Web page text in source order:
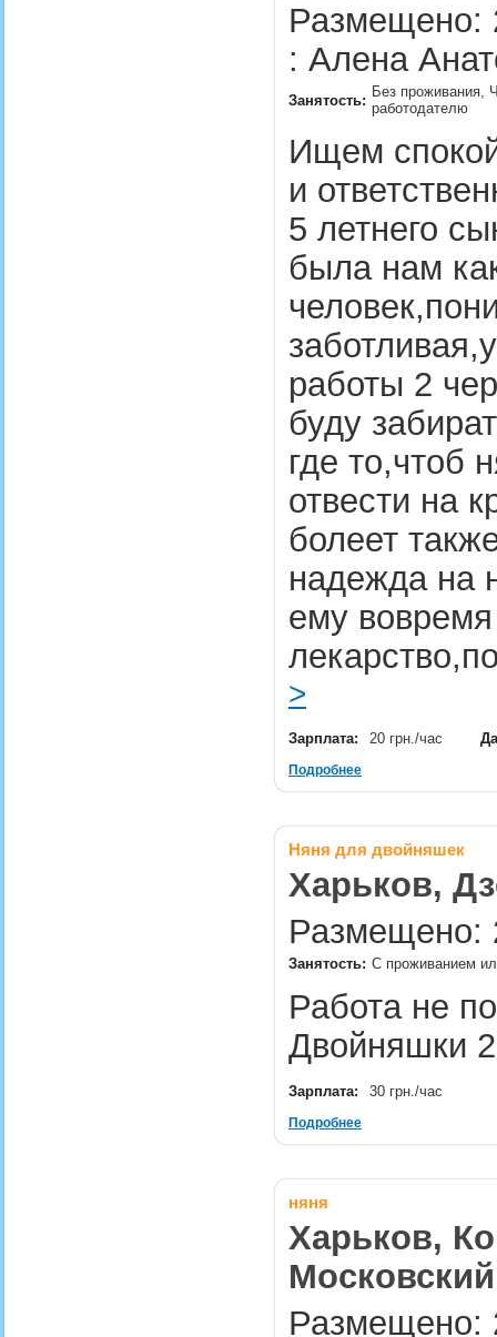
Размещено:
: Алена
Занятость:
Без проживания,
работодателю
Ищем
и
5 летнего
была нам
работы 2
буду
где то,чтоб
отвести на
болеет
надежда на
ему вовремя
>
Зарплата: 20 грн./час
Подробнее
Няня для двойняшек
Харьков,
Размещено:
Занятость: С проживанием
Работа не
Двойняшки
Зарплата: 30 грн./час
Подробнее
няня
Харьков,
Размещено: